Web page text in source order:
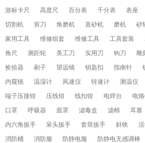
游标卡尺
高度尺 百分表 千分表 表座
切割机
剪刀 角磨机 直砂机 磨机 砂
家用工具
维修组套 维修工具 工具套装
角尺
测距轮 美工刀 实用刀 钩刀 雕
捡拾器
刷子 望远镜 钥匙扣 指南针
内窥镜
温湿计 风速仪 转速计 测温仪
端子压接钳
压线钳 线扣钳 电焊台 电
口罩
呼吸器 面罩 滤毒盒 滤棉 耳塞
内六角扳手
呆头扳手 套筒扳手 斜铁
消防桶
消防服 防静电服 防静电无感调棒